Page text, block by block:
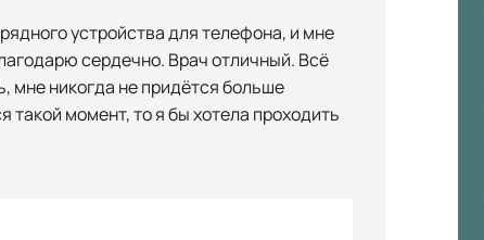
устройства для телефона, и мне
сердечно. Врач отличный. Всё
мне никогда не придётся больше
такой момент, то я бы хотела проходить